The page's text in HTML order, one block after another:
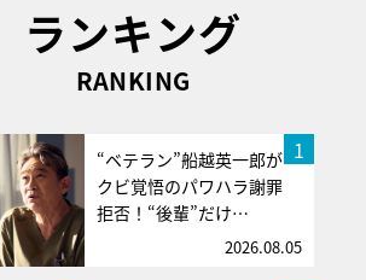
ランキング
RANKING
1
“ベテラン”船越英一郎が
クビ覚悟のパワハラ謝罪
拒否！“後輩”だけ…
2026.08.05